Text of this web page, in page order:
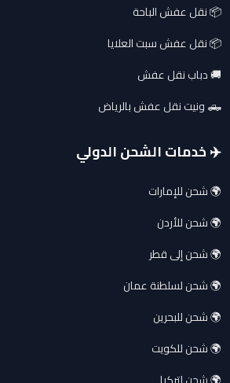
📦 نقل عفش الباحة
📦 نقل عفش سبت العلايا
🚚 دباب نقل عفش
🛻 ونيت نقل عفش بالرياض
✈️ خدمات الشحن الدولي
🌍 شحن للإمارات
🌍 شحن للأردن
🌍 شحن إلى قطر
🌍 شحن لسلطنة عمان
🌍 شحن للبحرين
🌍 شحن للكويت